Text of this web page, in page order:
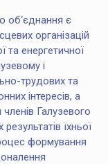
об‘єднання є
організацій
та енергетичної
і
трудових та
інтересів, а
Галузевого
їхньої
формування